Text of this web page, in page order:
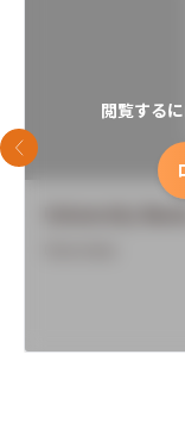
閲覧する
前のスライド